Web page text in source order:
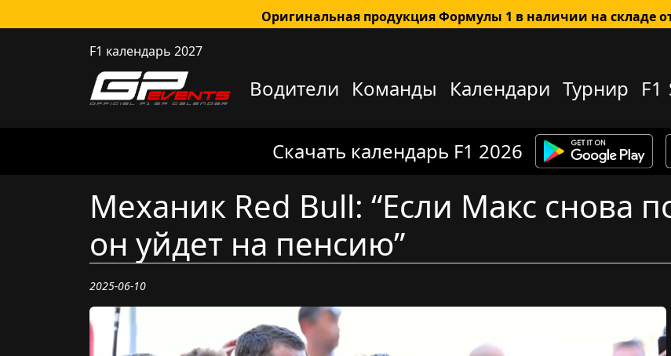
Оригинальная продукция Формулы 1 в наличии на складе
F1 календарь 2027
Водители Команды Календари Турнир F1
Скачать календарь F1 2026
Механик Red Bull: “Если Макс снова
он уйдет на пенсию”
2025-06-10